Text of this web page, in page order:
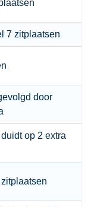
7 zitplaatsen
door
op 2 extra